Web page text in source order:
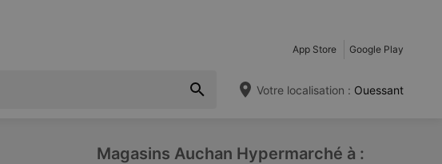
App Store Google Play
Votre localisation : Ouessant
Magasins Auchan Hypermarché à :